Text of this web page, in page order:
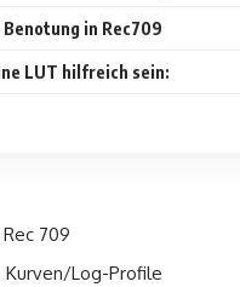
in Rec709
LUT hilfreich sein:
709
Kurven/Log-Profile